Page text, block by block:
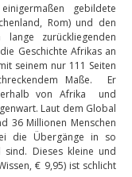
gebildete
Rom) und den
zurückliegenden
Geschichte Afrikas an
seinem nur 111 Seiten
Maße. Er
von Afrika und
Laut dem Global
36 Millionen Menschen
die Übergänge in so
sind. Dieses kleine und
€ 9,95) ist schlicht